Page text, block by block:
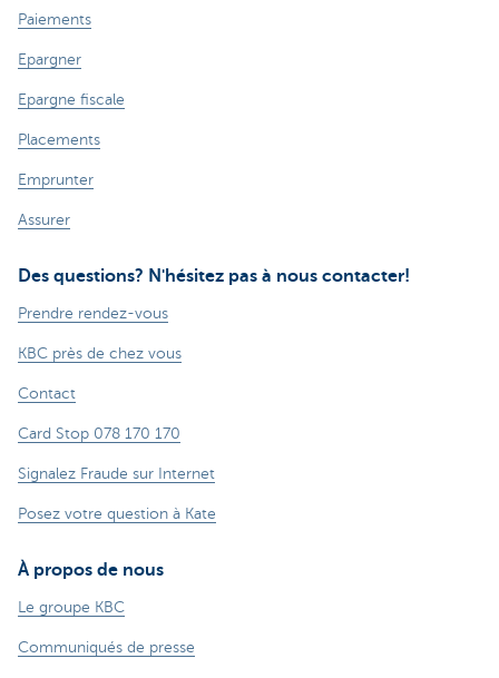
Paiements
Epargner
Epargne fiscale
Placements
Emprunter
Assurer
Des questions? N'hésitez pas à nous contacter!
Prendre rendez-vous
KBC près de chez vous
Contact
Card Stop 078 170 170
Signalez Fraude sur Internet
Posez votre question à Kate
À propos de nous
Le groupe KBC
Communiqués de presse